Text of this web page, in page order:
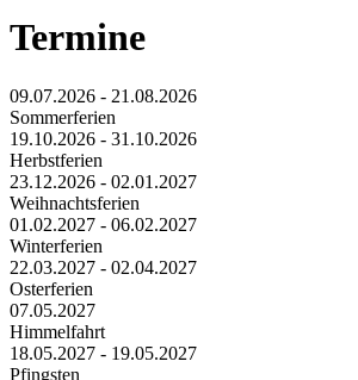
Termine
09.07.2026 - 21.08.2026
Sommerferien
19.10.2026 - 31.10.2026
Herbstferien
23.12.2026 - 02.01.2027
Weihnachtsferien
01.02.2027 - 06.02.2027
Winterferien
22.03.2027 - 02.04.2027
Osterferien
07.05.2027
Himmelfahrt
18.05.2027 - 19.05.2027
Pfingsten